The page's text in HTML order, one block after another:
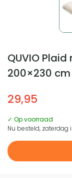
QUVIO
200×230
29,95
✓ Op voorraad
Nu besteld, zaterdag